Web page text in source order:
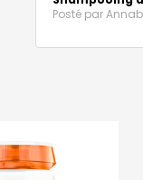
Posté par